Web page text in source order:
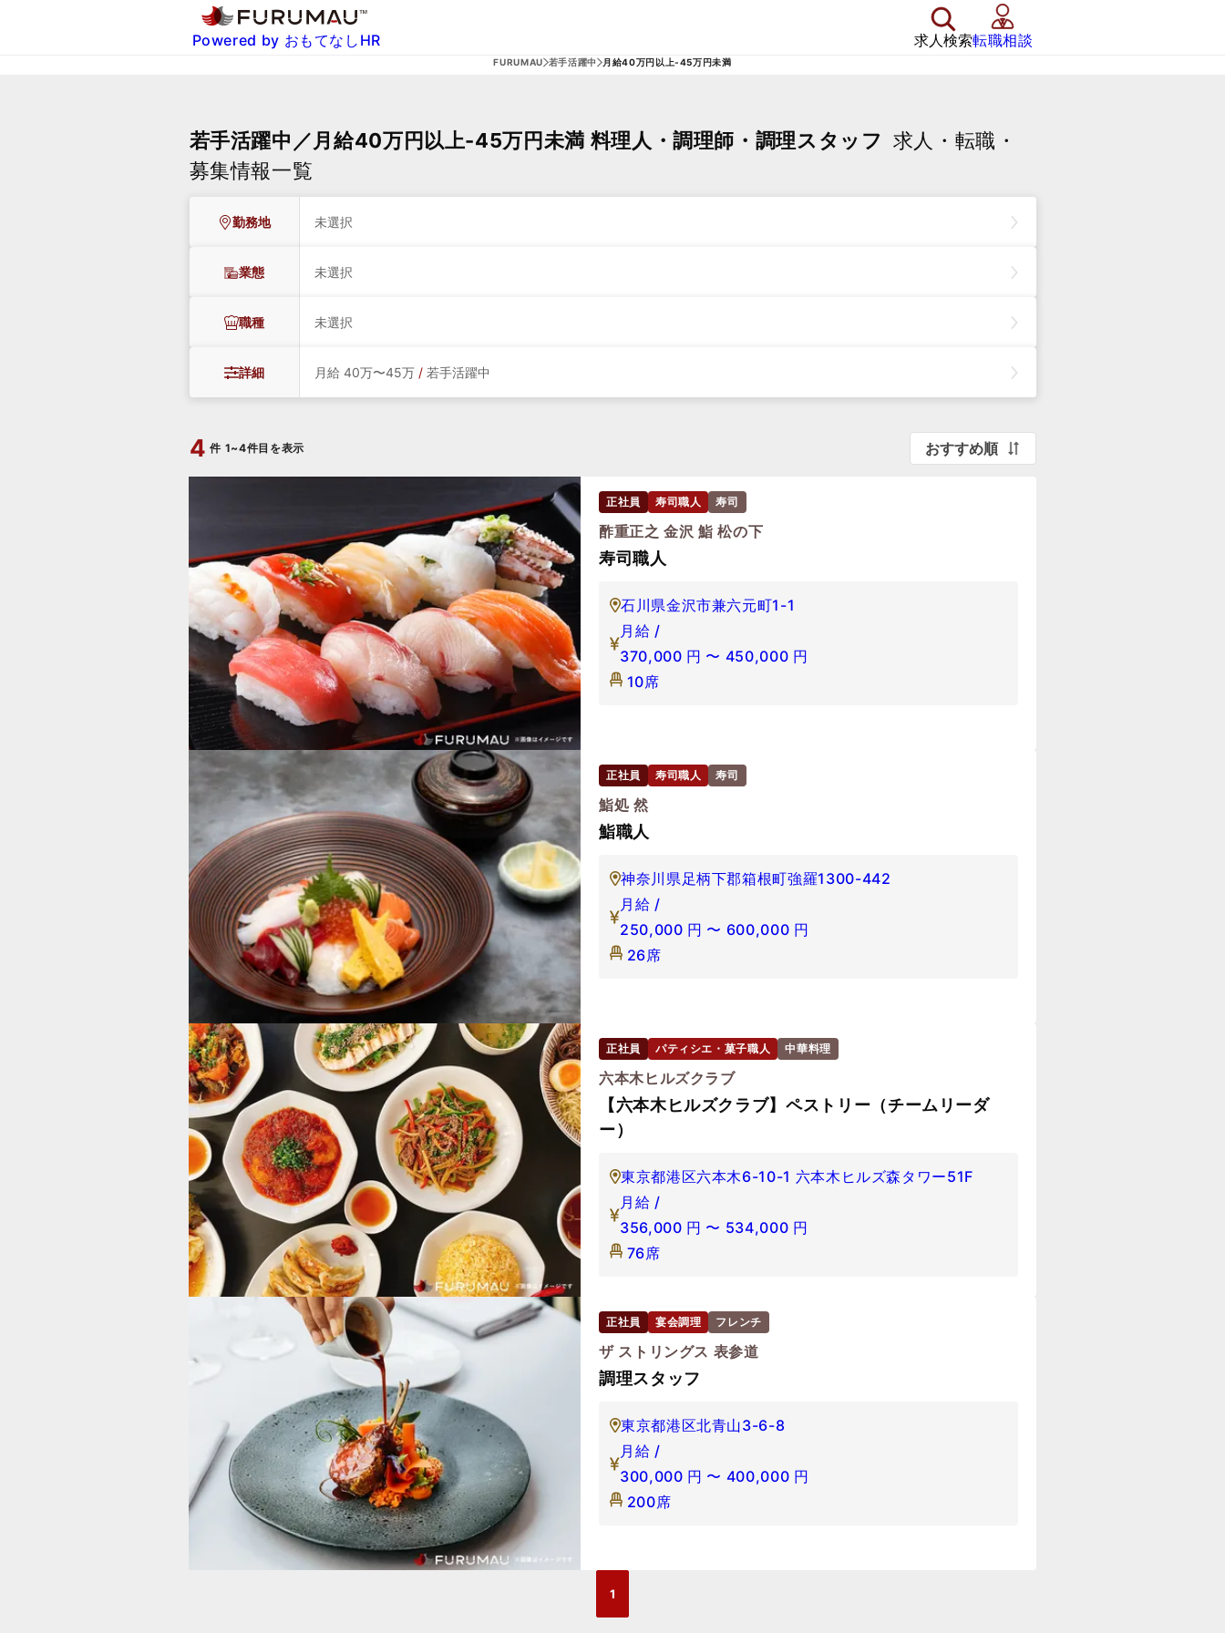
Powered by おもてなしHR 求人検索転職相談
FURUMAU 若手活躍中 月給40万円以上-45万円未満
若手活躍中／月給40万円以上-45万円未満 料理人・調理師・調理スタッフ 求人・転職・
募集情報一覧
勤務地 未選択
業態 未選択
職種 未選択
詳細 月給 40万〜45万 / 若手活躍中
4 件 1~4件目を表示 おすすめ順
正社員 寿司職人 寿司
酢重正之 金沢 鮨 松の下
寿司職人
石川県金沢市兼六元町1-1
月給 /
370,000 円 〜 450,000 円
10席
正社員 寿司職人 寿司
鮨処 然
鮨職人
神奈川県足柄下郡箱根町強羅1300-442
月給 /
250,000 円 〜 600,000 円
26席
正社員 パティシエ・菓子職人 中華料理
六本木ヒルズクラブ
【六本木ヒルズクラブ】ペストリー（チームリーダ
ー）
東京都港区六本木6-10-1 六本木ヒルズ森タワー51F
月給 /
356,000 円 〜 534,000 円
76席
正社員 宴会調理 フレンチ
ザ ストリングス 表参道
調理スタッフ
東京都港区北青山3-6-8
月給 /
300,000 円 〜 400,000 円
200席
1